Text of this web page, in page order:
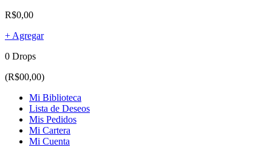
R$0,00
+ Agregar
0 Drops
(R$00,00)
Mi Biblioteca
Lista de Deseos
Mis Pedidos
Mi Cartera
Mi Cuenta